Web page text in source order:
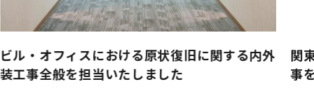
ビル・オフィスにおける原状復旧に関する内外
装工事全般を担当いたしました
関
事